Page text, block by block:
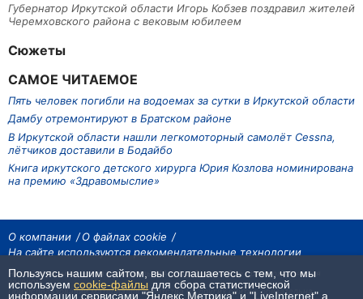
Губернатор Иркутской области Игорь Кобзев поздравил жителей
Черемховского района с вековым юбилеем
Сюжеты
САМОЕ ЧИТАЕМОЕ
Пять человек погибли на водоемах за сутки в Иркутской области
Дамбу отремонтируют в Братском районе
В Иркутской области нашли легкомоторный самолёт Cessna,
лётчиков доставили в Бодайбо
Книга иркутского детского хирурга Юрия Козлова номинирована
на премию «Здравомыслие»
О компании
О файлах cookie
На сайте используются рекомендательные технологии
На сайте размещаются материалы ИА «Наш Север». Все права охраняются
законом.
При использовании материалов агентства на других сайтах, обязательна
Пользуясь нашим сайтом, вы соглашаетесь с тем, что мы
используем cookie-файлы для сбора статистической
информации сервисами "Яндекс.Метрика" и "LiveInternet",а